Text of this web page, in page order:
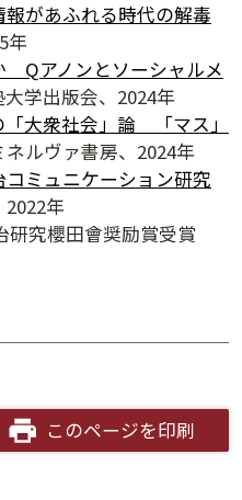
があふれる時代の解毒
年
Qアノンとソーシャルメ
学出版会、2024年
大衆社会」論 「マス」
ルヴァ書房、2024年
ミュニケーション研究
年
究櫻田會奨励賞受賞
このページを印刷
ート